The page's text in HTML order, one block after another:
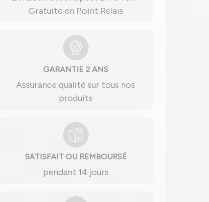
Gratuite en Point Relais
GARANTIE 2 ANS
Assurance qualité sur tous nos
produits
SATISFAIT OU REMBOURSÉ
pendant 14 jours